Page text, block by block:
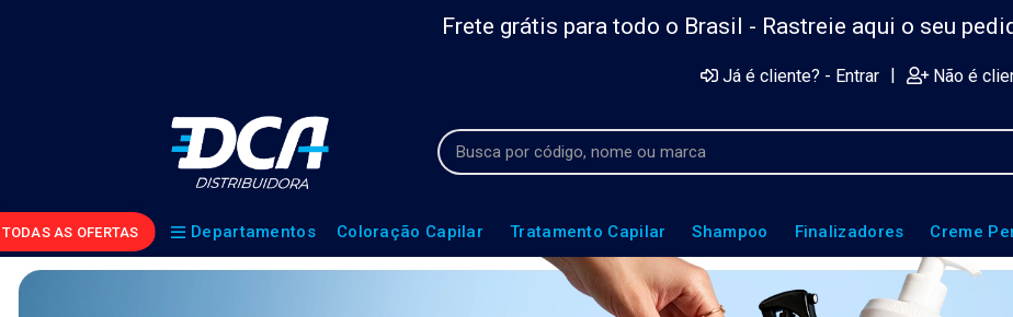
Frete grátis para todo o Brasil - Rastreie aqui o seu
Já é cliente? - Entrar | Não é
TODAS AS OFERTAS Departamentos Coloração Capilar Tratamento Capilar Shampoo Finalizadores Creme